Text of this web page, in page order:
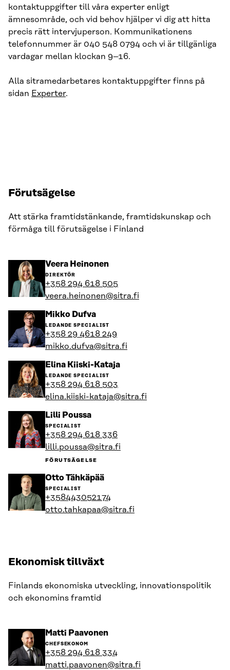
kontaktuppgifter till våra experter enligt
ämnesområde, och vid behov hjälper vi dig att hitta
precis rätt intervjuperson. Kommunikationens
telefonnummer är 040 548 0794 och vi är tillgänliga
vardagar mellan klockan 9–16.
Alla sitramedarbetares kontaktuppgifter finns på
sidan Experter.
Förutsägelse
Att stärka framtidstänkande, framtidskunskap och
förmåga till förutsägelse i Finland
Veera HeinonenGå
personens
profil
DIREKTÖR
+358 294 618 505
veera.heinonen@sitra.fi
Mikko DufvaGå
till
personens
profil
LEDANDE SPECIALIST
+358 29 4618 249
mikko.dufva@sitra.fi
Elina Kiiski-KatajaGå
LEDANDE SPECIALIST
+358 294 618 503
elina.kiiski-kataja@sitra.fi
Lilli PoussaGå
personens
profil
SPECIALIST
+358 294 618 336
lilli.poussa@sitra.fi
FÖRUTSÄGELSE
Otto TähkäpääGå
personens
profil
SPECIALIST
+358443052174
otto.tahkapaa@sitra.fi
Ekonomisk tillväxt
Finlands ekonomiska utveckling, innovationspolitik
och ekonomins framtid
Matti PaavonenGå
personens
profil
CHEFSEKONOM
+358 294 618 334
matti.paavonen@sitra.fi